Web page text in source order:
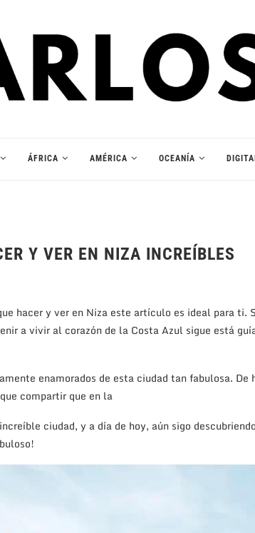
ÁFRICA AMÉRICA OCEANÍA
Y VER EN NIZA INCREÍBLES
hacer y ver en Niza este artículo es ideal para ti.
a vivir al corazón de la Costa Azul sigue está
enamorados de esta ciudad tan fabulosa. De
compartir que en la
ciudad, y a día de hoy, aún sigo